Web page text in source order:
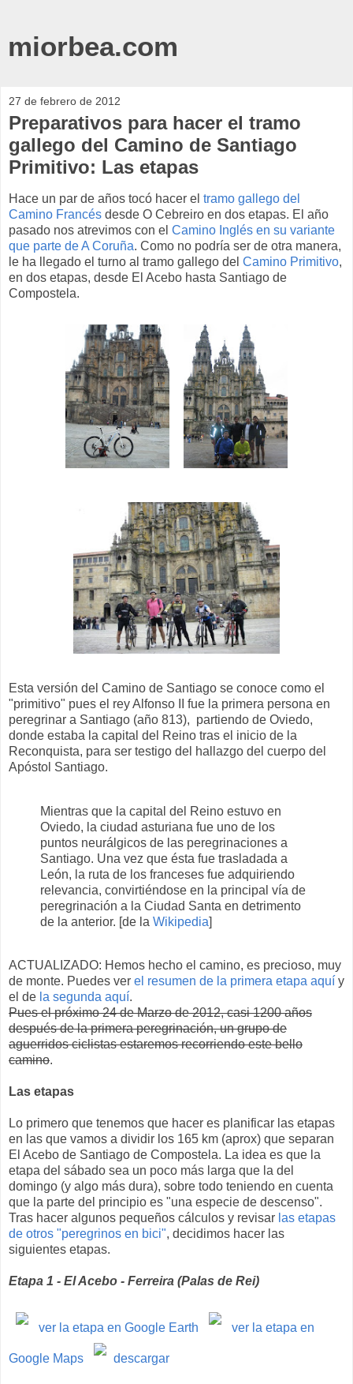
miorbea.com
27 de febrero de 2012
Preparativos para hacer el tramo
gallego del Camino de Santiago
Primitivo: Las etapas
Hace un par de años tocó hacer el tramo gallego del
Camino Francés desde O Cebreiro en dos etapas. El año
pasado nos atrevimos con el Camino Inglés en su variante
que parte de A Coruña. Como no podría ser de otra manera,
le ha llegado el turno al tramo gallego del Camino Primitivo,
en dos etapas, desde El Acebo hasta Santiago de
Compostela.
Esta versión del Camino de Santiago se conoce como el
"primitivo" pues el rey Alfonso II fue la primera persona en
peregrinar a Santiago (año 813), partiendo de Oviedo,
donde estaba la capital del Reino tras el inicio de la
Reconquista, para ser testigo del hallazgo del cuerpo del
Apóstol Santiago.
Mientras que la capital del Reino estuvo en
Oviedo, la ciudad asturiana fue uno de los
puntos neurálgicos de las peregrinaciones a
Santiago. Una vez que ésta fue trasladada a
León, la ruta de los franceses fue adquiriendo
relevancia, convirtiéndose en la principal vía de
peregrinación a la Ciudad Santa en detrimento
de la anterior. [de la Wikipedia]
ACTUALIZADO: Hemos hecho el camino, es precioso, muy
de monte. Puedes ver el resumen de la primera etapa aquí y
el de la segunda aquí.
Pues el próximo 24 de Marzo de 2012, casi 1200 años
después de la primera peregrinación, un grupo de
aguerridos ciclistas estaremos recorriendo este bello
camino.
Las etapas
Lo primero que tenemos que hacer es planificar las etapas
en las que vamos a dividir los 165 km (aprox) que separan
El Acebo de Santiago de Compostela. La idea es que la
etapa del sábado sea un poco más larga que la del
domingo (y algo más dura), sobre todo teniendo en cuenta
que la parte del principio es "una especie de descenso".
Tras hacer algunos pequeños cálculos y revisar las etapas
de otros "peregrinos en bici", decidimos hacer las
siguientes etapas.
Etapa 1 - El Acebo - Ferreira (Palas de Rei)
ver la etapa en Google Earth ver la etapa en
Google Maps descargar